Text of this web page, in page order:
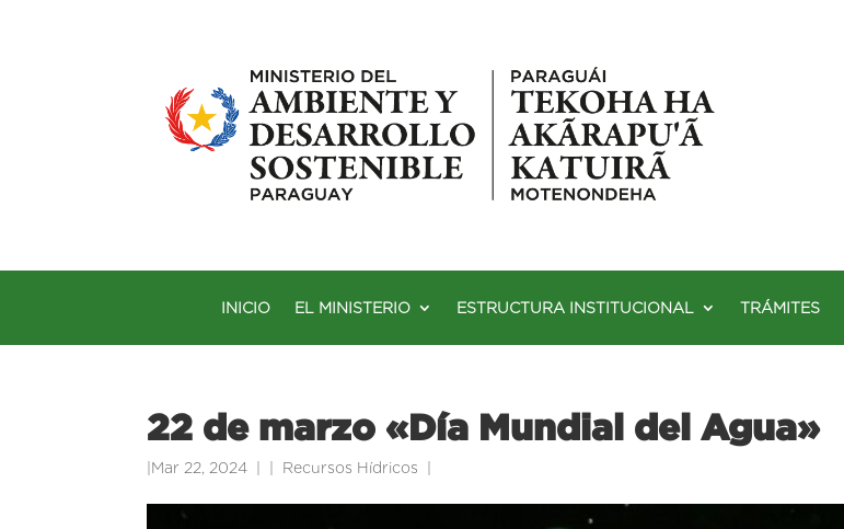
INICIO EL MINISTERIO ESTRUCTURA INSTITUCIONAL TRÁMITES
22 de marzo «Día Mundial del Agua»
Mar 22, 2024 Recursos Hídricos